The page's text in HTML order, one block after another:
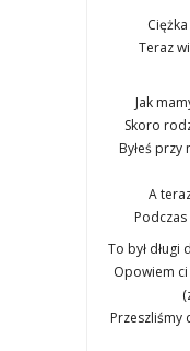
Teraz
Jak
Sko­ro
Byłeś
A
To był
Opo­wiem
Prze­szli­śmy